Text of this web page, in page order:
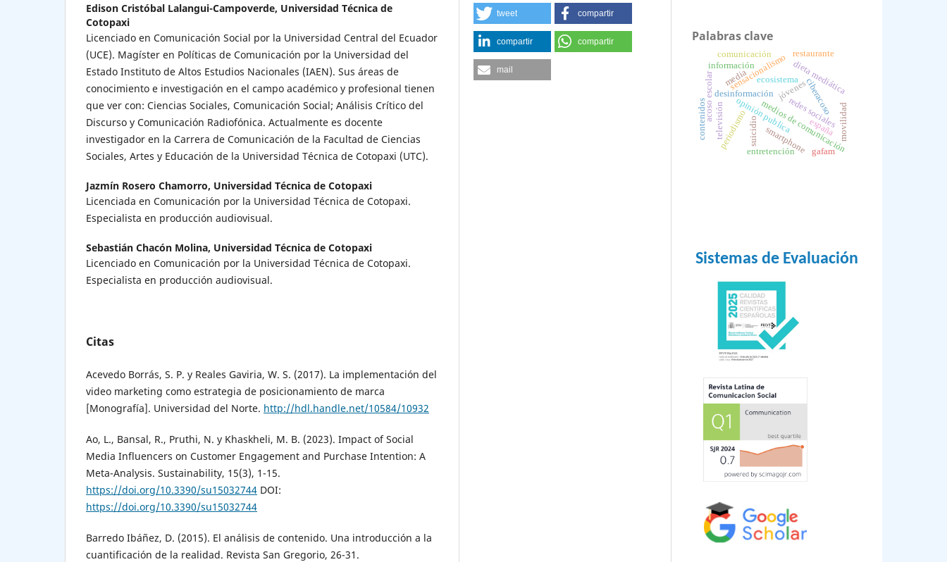
Edison Cristóbal Lalangui-Campoverde, Universidad Técnica de
Cotopaxi
Licenciado en Comunicación Social por la Universidad Central del Ecuador
(UCE). Magíster en Políticas de Comunicación por la Universidad del
Estado Instituto de Altos Estudios Nacionales (IAEN). Sus áreas de
conocimiento e investigación en el campo académico y profesional tienen
que ver con: Ciencias Sociales, Comunicación Social; Análisis Crítico del
Discurso y Comunicación Radiofónica. Actualmente es docente
investigador en la Carrera de Comunicación de la Facultad de Ciencias
Sociales, Artes y Educación de la Universidad Técnica de Cotopaxi (UTC).
Jazmín Rosero Chamorro, Universidad Técnica de Cotopaxi
Licenciada en Comunicación por la Universidad Técnica de Cotopaxi.
Especialista en producción audiovisual.
Sebastián Chacón Molina, Universidad Técnica de Cotopaxi
Licenciado en Comunicación por la Universidad Técnica de Cotopaxi.
Especialista en producción audiovisual.
Citas
Acevedo Borrás, S. P. y Reales Gaviria, W. S. (2017). La implementación del
video marketing como estrategia de posicionamiento de marca
[Monografía]. Universidad del Norte. http://hdl.handle.net/10584/10932
Ao, L., Bansal, R., Pruthi, N. y Khaskheli, M. B. (2023). Impact of Social
Media Influencers on Customer Engagement and Purchase Intention: A
Meta-Analysis. Sustainability, 15(3), 1-15.
https://doi.org/10.3390/su15032744 DOI:
https://doi.org/10.3390/su15032744
Barredo Ibáñez, D. (2015). El análisis de contenido. Una introducción a la
cuantificación de la realidad. Revista San Gregorio, 26-31.
tweet compartir
compartir compartir
mail
Palabras clave
dieta mediática
jóvenes
medios de comunicación
redes sociales
desinformación
acoso escolar ciberacoso
suicidio
opinión publica
periodismo
sensacionalismo
televisión
smartphone movilidad
contenidos
información
entretención
comunicación restaurante
españa
ecosistema
media
gafam
Sistemas de Evaluación